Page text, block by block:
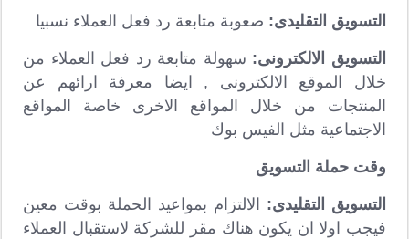
التسويق التقليدى: صعوبة متابعة رد فعل العملاء نسبيا
التسويق الالكترونى: سهولة متابعة رد فعل العملاء من
خلال الموقع الالكترونى , ايضا معرفة ارائهم عن
المنتجات من خلال المواقع الاخرى خاصة المواقع
الاجتماعية مثل الفيس بوك
وقت حملة التسويق
التسويق التقليدى: الالتزام بمواعيد الحملة بوقت معين
فيجب اولا ان يكون هناك مقر للشركة لاستقبال العملاء